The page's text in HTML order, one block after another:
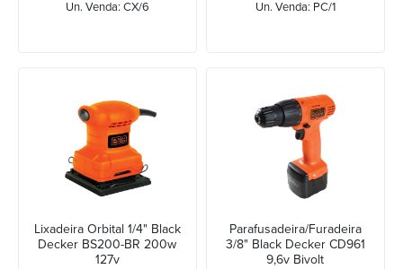
Un. Venda: CX/6 Un. Venda: PC/1
Lixadeira Orbital 1/4" Black
Decker BS200-BR 200w
127v
Parafusadeira/Furadeira
3/8" Black Decker CD961
9,6v Bivolt